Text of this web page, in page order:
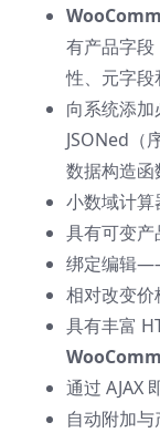
有产品字
性、元字
向系统添加
JSONed（
数据构造函
小数域计算
具有可变
绑定编辑
相对改变价
具有丰富
通过 AJAX
自动附加